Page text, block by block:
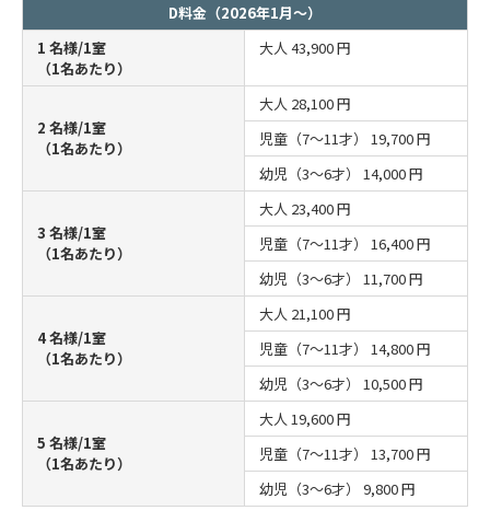
D料金（2026年1月～）
1 名様/1室
（1名あたり）
大人 43,900 円
2 名様/1室
（1名あたり）
大人 28,100 円
児童（7～11才） 19,700 円
幼児（3～6才） 14,000 円
3 名様/1室
（1名あたり）
大人 23,400 円
児童（7～11才） 16,400 円
幼児（3～6才） 11,700 円
4 名様/1室
（1名あたり）
大人 21,100 円
児童（7～11才） 14,800 円
幼児（3～6才） 10,500 円
5 名様/1室
（1名あたり）
大人 19,600 円
児童（7～11才） 13,700 円
幼児（3～6才） 9,800 円